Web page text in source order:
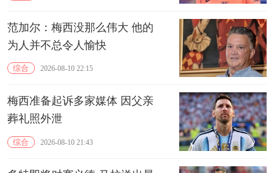
范加尔：梅西没那么伟大 他的
为人并不总令人愉快
综合 2026-08-10 22:15
梅西准备起诉多家媒体 因父亲
葬礼照外泄
综合 2026-08-10 21:43